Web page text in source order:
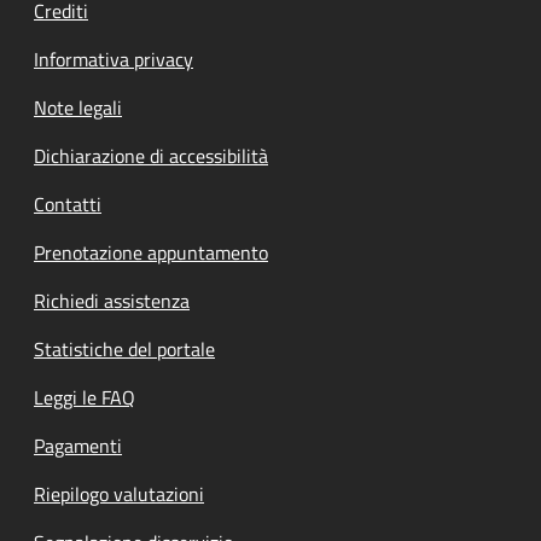
Crediti
Informativa privacy
Note legali
Dichiarazione di accessibilità
Contatti
Prenotazione appuntamento
Richiedi assistenza
Statistiche del portale
Leggi le FAQ
Pagamenti
Riepilogo valutazioni